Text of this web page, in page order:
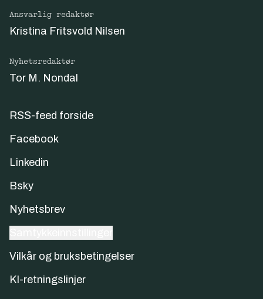
Ansvarlig redaktør
Kristina Fritsvold Nilsen
Nyhetsredaktør
Tor M. Nondal
RSS-feed forside
Facebook
Linkedin
Bsky
Nyhetsbrev
Vilkår og bruksbetingelser
KI-retningslinjer